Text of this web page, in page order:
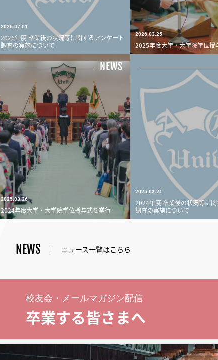
2026.07.01
2026年度 卒業後の状況等に関するアンケート
調査の実施について
2026.03.25
2025年度大学・大学院学位授
NEWS
2025.03.26
2024年度大学・大学院学位授与式を挙行
2025.03.21
2024年度 卒業後の状況等に
調査の実施について
NEWS ニュース一覧はこちら
校友会・メールマガジン配信
卒業する皆さまへ